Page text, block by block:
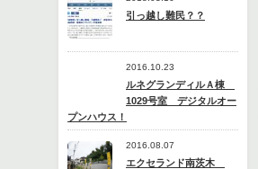
引っ越し難民？？
2016.10.23
ルネグランディルＡ棟
1029号室 デジタルオー
プンハウス！
2016.08.07
エクセランド南茨木